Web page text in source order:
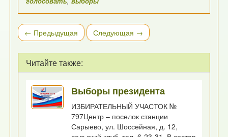
← Предыдущая Следующая →
Читайте также:
Выборы президента
ИЗБИРАТЕЛЬНЫЙ УЧАСТОК №
797Центр – поселок станции
Сарыево, ул. Шоссейная, д. 12,